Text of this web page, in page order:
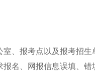
、报考点以及报考招生
名、网报信息误填、错